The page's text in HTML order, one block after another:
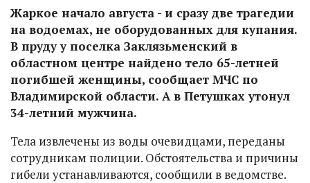
Жаркое начало августа - и сразу две трагедии
на водоемах, не оборудованных для купания.
В пруду у поселка Заклязьменский в
областном центре найдено тело 65-летней
погибшей женщины, сообщает МЧС по
Владимирской области. А в Петушках утонул
34-летний мужчина.
Тела извлечены из воды очевидцами, переданы
сотрудникам полиции. Обстоятельства и причины
гибели устанавливаются, сообщили в ведомстве.